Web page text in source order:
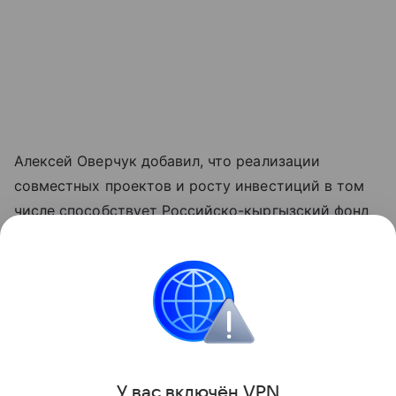
Алексей Оверчук добавил, что реализации
совместных проектов и росту инвестиций в том
числе способствует Российско-кыргызский фонд
укрепления двусторонних связей.
"Реализовано около четырех тысяч проектов во
всех регионах республики", - отметил он.
Поделиться